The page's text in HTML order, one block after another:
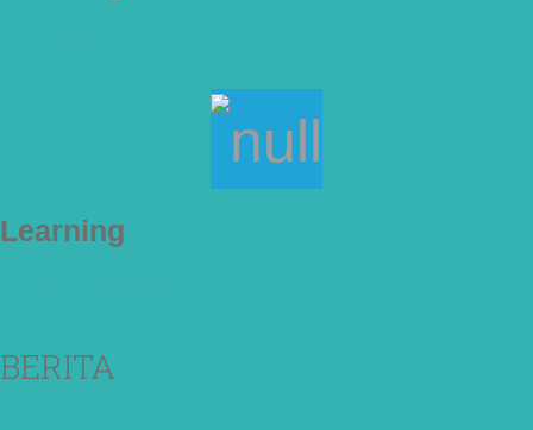
Learning
BERITA